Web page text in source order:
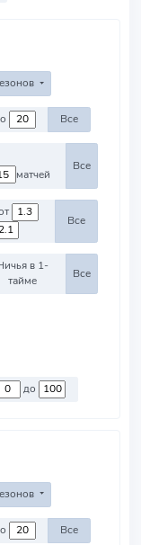
Все
матчей
Все
от
Все
в 1-
тайме
Все
до
Все